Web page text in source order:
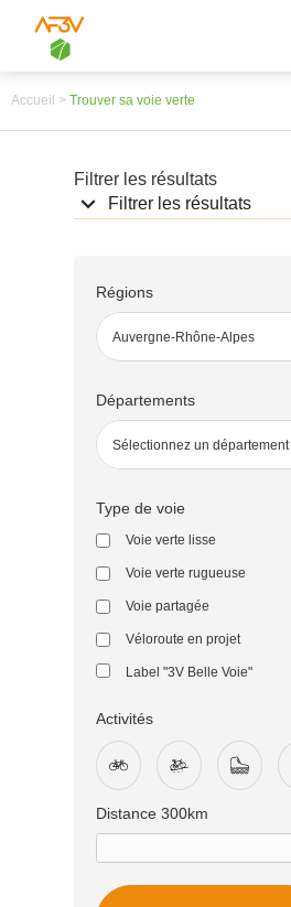
Accueil > Trouver sa voie verte
Filtrer les résultats
 Filtrer les résultats
Régions
Départements
Type de voie
Voie verte lisse
Voie verte rugueuse
Voie partagée
Véloroute en projet
Label "3V Belle Voie"
Activités
Distance 300km